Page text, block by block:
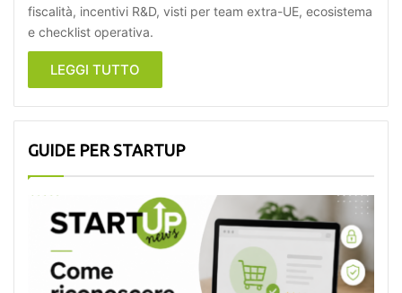
fiscalità, incentivi R&D, visti per team extra-UE, ecosistema
e checklist operativa.
LEGGI TUTTO
GUIDE PER STARTUP